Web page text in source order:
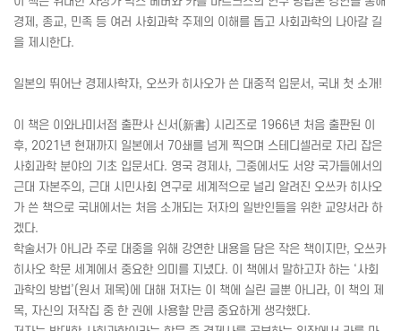
경제, 종교, 민족 등 여러 사회과학 주제의 이해를 돕고 사회과학의 나아갈 길
을 제시한다.
일본의 뛰어난 경제사학자, 오쓰카 히사오가 쓴 대중적 입문서, 국내 첫 소개!
이 책은 이와나미서점 출판사 신서(新書) 시리즈로 1966년 처음 출판된 이
후, 2021년 현재까지 일본에서 70쇄를 넘게 찍으며 스테디셀러로 자리 잡은
사회과학 분야의 기초 입문서다. 영국 경제사, 그중에서도 서양 국가들에서의
근대 자본주의, 근대 시민사회 연구로 세계적으로 널리 알려진 오쓰카 히사오
가 쓴 책으로 국내에서는 처음 소개되는 저자의 일반인들을 위한 교양서라 하
겠다.
학술서가 아니라 주로 대중을 위해 강연한 내용을 담은 작은 책이지만, 오쓰카
히사오 학문 세계에서 중요한 의미를 지녔다. 이 책에서 말하고자 하는 ‘사회
과학의 방법’(원서 제목)에 대해 저자는 이 책에 실린 글뿐 아니라, 이 책의 제
목, 자신의 저작집 중 한 권에 사용할 만큼 중요하게 생각했다.